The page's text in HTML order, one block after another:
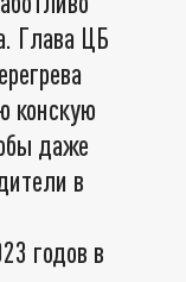
Глава ЦБ
конскую
даже
в
годов в